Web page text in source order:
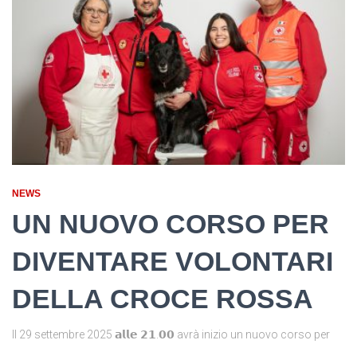
NEWS
UN NUOVO CORSO PER
DIVENTARE VOLONTARI
DELLA CROCE ROSSA
Il 29 settembre 2025 𝗮𝗹𝗹𝗲 𝟮𝟭.𝟬𝟬 avrà inizio un nuovo corso per